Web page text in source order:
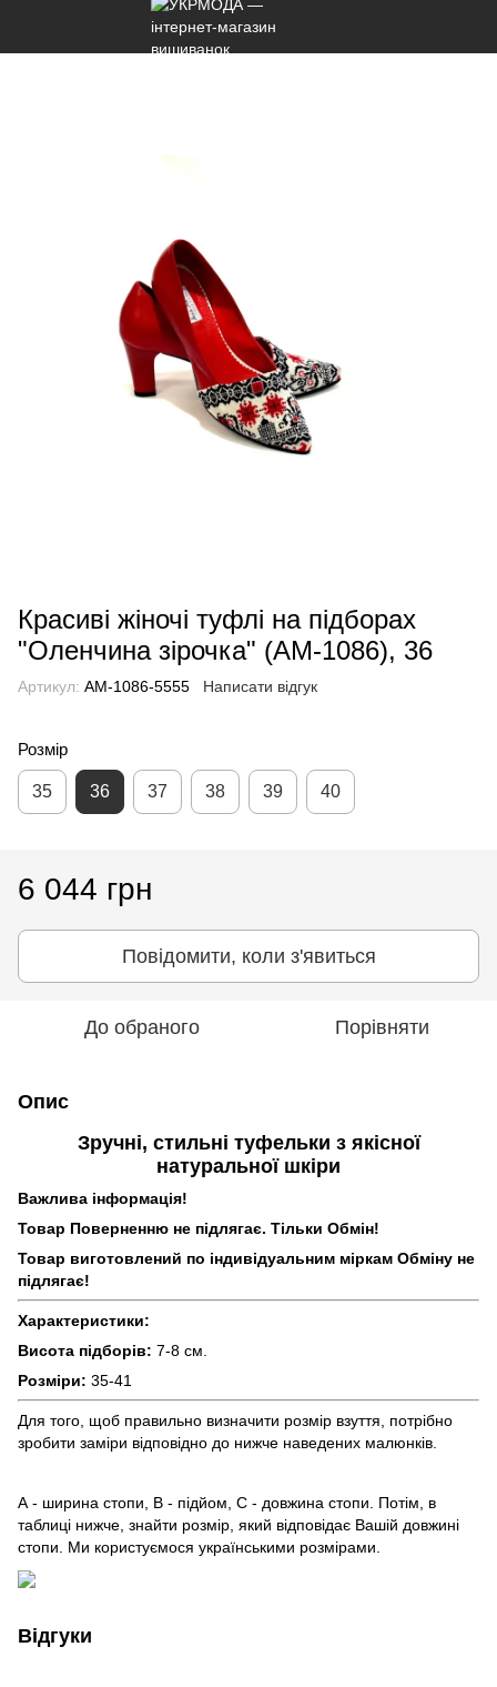
Красиві жіночі туфлі на підборах
"Оленчина зірочка" (AM-1086), 36
Артикул: AM-1086-5555 Написати відгук
Розмір
35 36 37 38 39 40
6 044 грн
Повідомити, коли з'явиться
До обраного Порівняти
Опис
Зручні, стильні туфельки з якісної
натуральної шкіри
Важлива інформація!
Товар Поверненню не підлягає. Тільки Обмін!
Товар виготовлений по індивідуальним міркам Обміну не
підлягає!
Характеристики:
Висота підборів: 7-8 см.
Розміри: 35-41
Для того, щоб правильно визначити розмір взуття, потрібно
зробити заміри відповідно до нижче наведених малюнків.
А - ширина стопи, В - підйом, С - довжина стопи. Потім, в
таблиці нижче, знайти розмір, який відповідає Вашій довжині
стопи. Ми користуємося українськими розмірами.
Відгуки